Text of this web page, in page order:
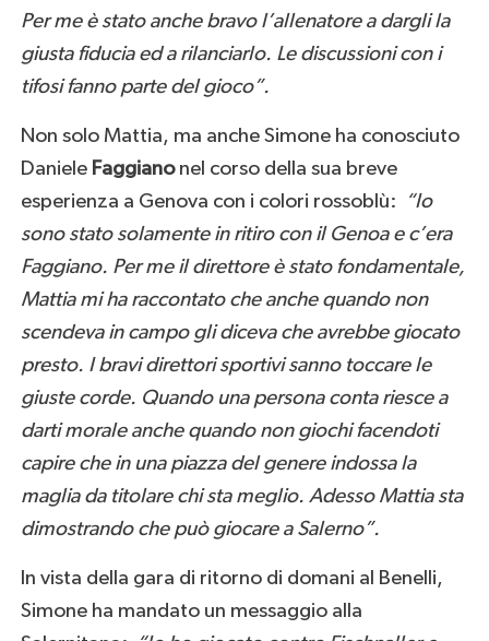
Per me è stato anche bravo l’allenatore a dargli la
giusta fiducia ed a rilanciarlo. Le discussioni con i
tifosi fanno parte del gioco”.
Non solo Mattia, ma anche Simone ha conosciuto
Daniele Faggianonel corso della sua breve
esperienza a Genova con i colori rossoblù:
“Io
sono stato solamente in ritiro con il Genoa e c’era
Faggiano. Per me il direttore è stato fondamentale,
Mattia mi ha raccontato che anche quando non
scendeva in campo gli diceva che avrebbe giocato
presto. I bravi direttori sportivi sanno toccare le
giuste corde. Quando una persona conta riesce a
darti morale anche quando non giochi facendoti
capire che in una piazza del genere indossa la
maglia da titolare chi sta meglio. Adesso Mattia sta
dimostrando che può giocare a Salerno”.
In vista della gara di ritorno di domani al Benelli,
Simone ha mandato un messaggio alla